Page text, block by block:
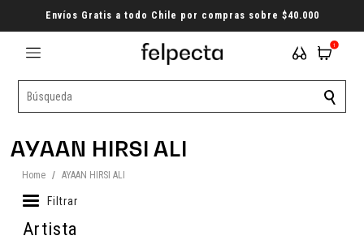
Envíos Gratis a todo Chile por compras sobre $40.000
1
AYAAN HIRSI ALI
Home / AYAAN HIRSI ALI
Filtrar
Artista